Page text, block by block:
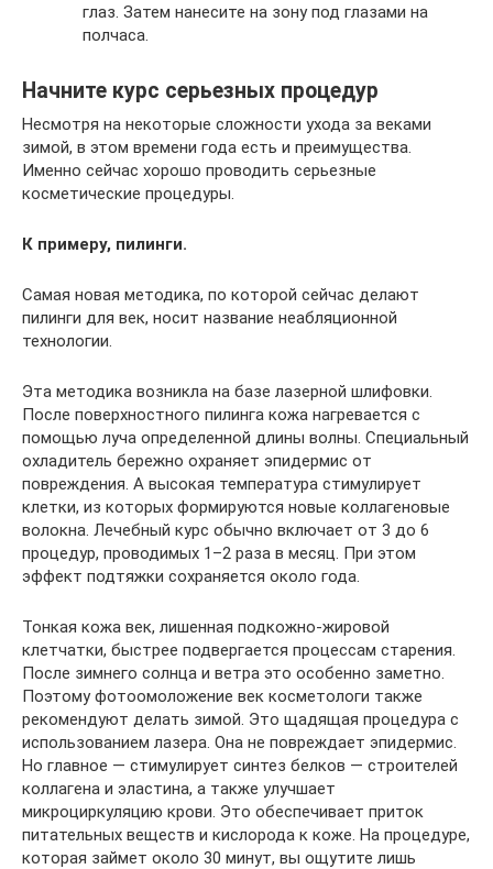
глаз. Затем нанесите на зону под глазами на
полчаса.
Начните курс серьезных процедур
Несмотря на некоторые сложности ухода за веками
зимой, в этом времени года есть и преимущества.
Именно сейчас хорошо проводить серьезные
косметические процедуры.
К примеру, пилинги.
Самая новая методика, по которой сейчас делают
пилинги для век, носит название неабляционной
технологии.
Эта методика возникла на базе лазерной шлифовки.
После поверхностного пилинга кожа нагревается с
помощью луча определенной длины волны. Специальный
охладитель бережно охраняет эпидермис от
повреждения. А высокая температура стимулирует
клетки, из которых формируются новые коллагеновые
волокна. Лечебный курс обычно включает от 3 до 6
процедур, проводимых 1–2 раза в месяц. При этом
эффект подтяжки сохраняется около года.
Тонкая кожа век, лишенная подкожно-жировой
клетчатки, быстрее подвергается процессам старения.
После зимнего солнца и ветра это особенно заметно.
Поэтому фотоомоложение век косметологи также
рекомендуют делать зимой. Это щадящая процедура с
использованием лазера. Она не повреждает эпидермис.
Но главное — стимулирует синтез белков — строителей
коллагена и эластина, а также улучшает
микроциркуляцию крови. Это обеспечивает приток
питательных веществ и кислорода к коже. На процедуре,
которая займет около 30 минут, вы ощутите лишь